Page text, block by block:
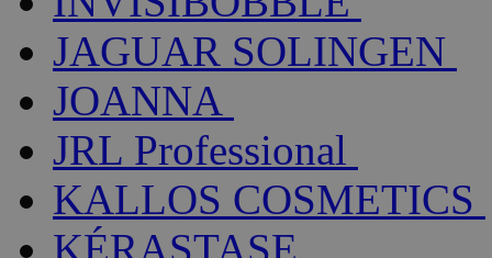
JAGUAR SOLINGEN
JOANNA
JRL Professional
KALLOS COSMETICS